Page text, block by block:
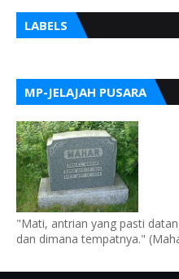
LABELS
MP-JELAJAH PUSARA
"Mati, antrian yang pasti
dan dimana tempatnya."